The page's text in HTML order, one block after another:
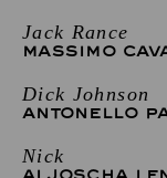
Jack Rance
MASSIMO
Dick Johnson
ANTONELLO
Nick